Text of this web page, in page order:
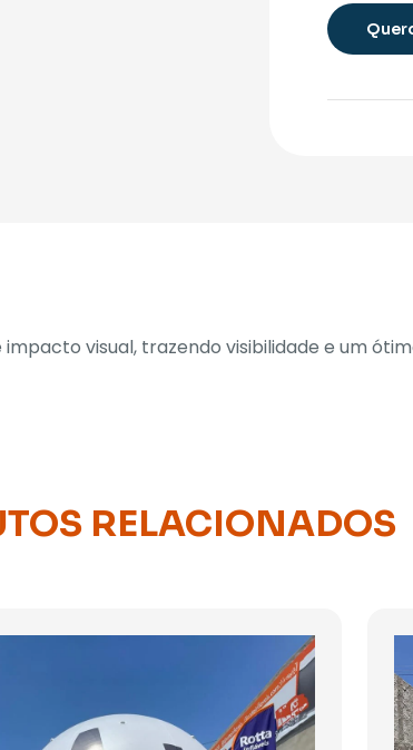
visual, trazendo visibilidade e um
RELACIONADOS